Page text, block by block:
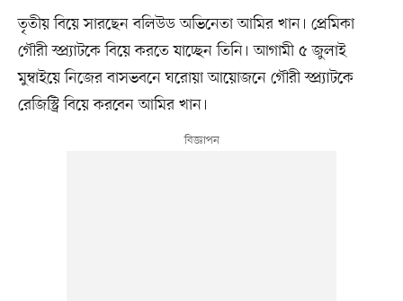
তৃতীয় বিয়ে সারছেন বলিউড অভিনেতা আমির খান। প্রেমিকা
গৌরী স্প্র্যাটকে বিয়ে করতে যাচ্ছেন তিনি। আগামী ৫ জুলাই
মুম্বাইয়ে নিজের বাসভবনে ঘরোয়া আয়োজনে গৌরী স্প্র্যাটকে
রেজিস্ট্রি বিয়ে করবেন আমির খান।